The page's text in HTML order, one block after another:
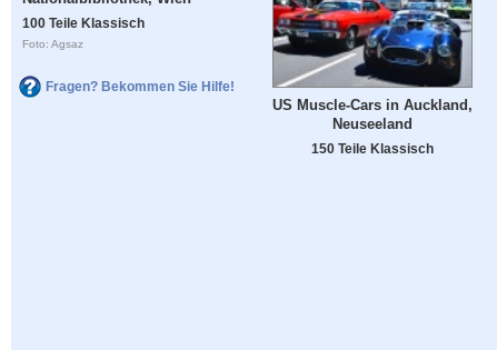
100 Teile Klassisch
Foto: Agsaz
Fragen? Bekommen Sie Hilfe!
US Muscle-Cars in Auckland,
Neuseeland
150 Teile Klassisch